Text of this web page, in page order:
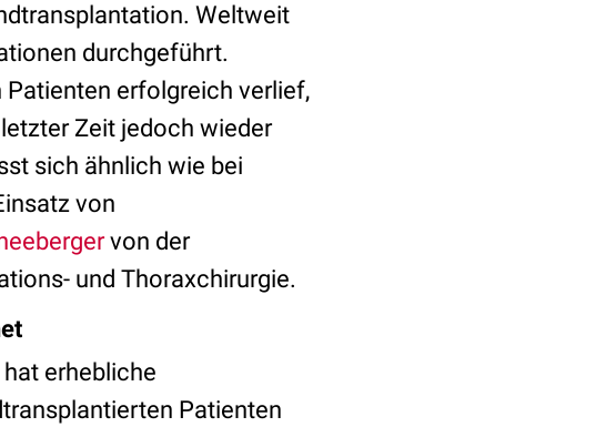
Weltweit
durchgeführt.
Patienten erfolgreich verlief,
Zeit jedoch wieder
sich ähnlich wie bei
von
von der
und Thoraxchirurgie.
erhebliche
Patienten